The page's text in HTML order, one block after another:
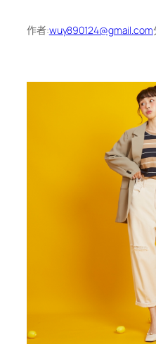
作者:wuy890124@gmail.com